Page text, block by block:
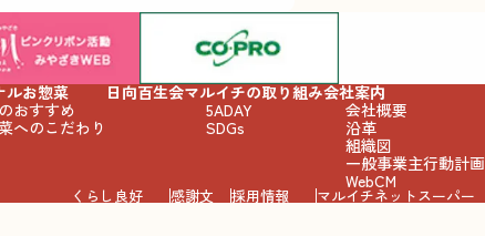
ルお惣菜
おすすめ
へのこだわり
日向百生会マルイチの取り組み
5ADAY
SDGs
会社案内
会社概要
沿革
組織図
一般事業主行動計画
WebCM
くらし良好 感謝文 採用情報 マルイチネットスーパー